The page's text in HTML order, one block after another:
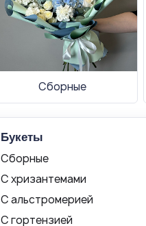
Сборные
Букеты
Сборные
С хризантемами
С альстромерией
С гортензией